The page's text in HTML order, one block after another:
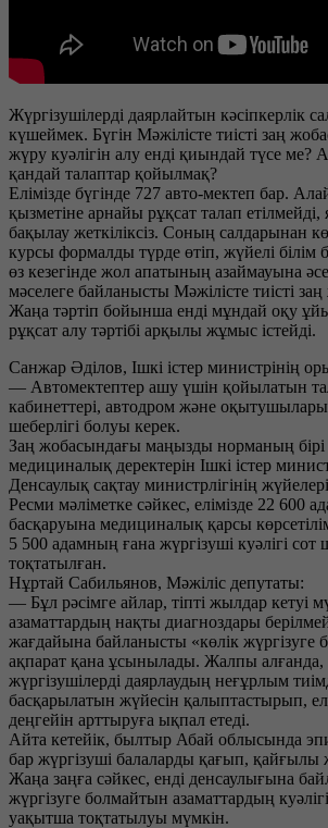
Жүргізушілерді даярлайтын кәсіпкерлік
күшеймек. Бүгін Мәжілісте тиісті заң
жүру куәлігін алу енді қиындай түсе ме?
қандай талаптар қойылмақ?
Елімізде бүгінде 727 авто-мектеп бар.
қызметіне арнайы рұқсат талап етілмейді,
бақылау жеткіліксіз. Соның салдарынан
курсы формалды түрде өтіп, жүйелі білім
өз кезегінде жол апатының азаймауына
мәселеге байланысты Мәжілісте тиісті
Жаңа тәртіп бойынша енді мұндай оқу
рұқсат алу тәртібі арқылы жұмыс істейді.
Санжар Әділов, Ішкі істер министрінің
— Автомектептер ашу үшін қойылатын
кабинеттері, автодром және оқытушылары
шеберлігі болуы керек.
Заң жобасындағы маңызды норманың бірі
медициналық деректерін Ішкі істер
Денсаулық сақтау министрлігінің
Ресми мәліметке сәйкес, елімізде 22 600
басқаруына медициналық қарсы
5 500 адамның ғана жүргізуші куәлігі сот
тоқтатылған.
Нұртай Сабильянов, Мәжіліс депутаты:
— Бұл рәсімге айлар, тіпті жылдар кетуі
азаматтардың нақты диагноздары
жағдайына байланысты «көлік жүргізуге
ақпарат қана ұсынылады. Жалпы алғанда,
жүргізушілерді даярлаудың неғұрлым
басқарылатын жүйесін қалыптастырып,
деңгейін арттыруға ықпал етеді.
Айта кетейік, былтыр Абай облысында
бар жүргізуші балаларды қағып, қайғылы
Жаңа заңға сәйкес, енді денсаулығына
жүргізуге болмайтын азаматтардың
уақытша тоқтатылуы мүмкін.